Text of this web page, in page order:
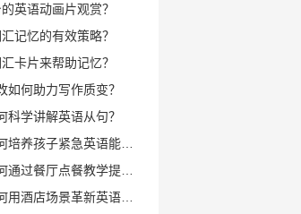
英语动画片观赏？
记忆的有效策略？
卡片来帮助记忆？
如何助力写作质变？
科学讲解英语从句？
VIPKID 如何培养孩子紧急英语能力？
VIPKID 如何通过餐厅点餐教学提升少儿英语应用能力？
VIPKID 如何用酒店场景革新英语教学？